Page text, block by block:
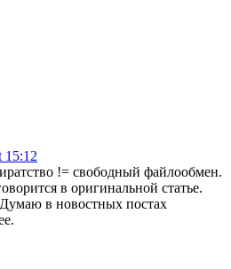
15:12
!= свободный файлообмен.
в оригинальной статье.
в новостных постах